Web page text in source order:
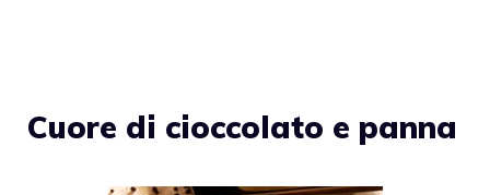
Cuore di cioccolato e panna